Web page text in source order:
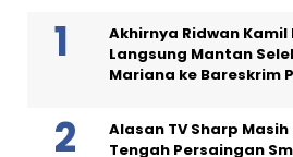
Akhirnya Ridwan
Langsung Mantan
Mariana ke Bareskrim
Alasan TV Sharp
Tengah Persaingan